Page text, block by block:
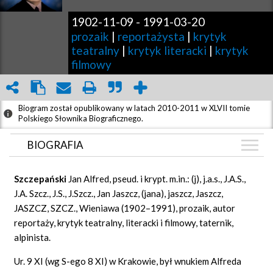
1902-11-09 - 1991-03-20
prozaik | reportażysta | krytyk
teatralny | krytyk literacki | krytyk
filmowy
Biogram został opublikowany w latach 2010-2011 w XLVII tomie
Polskiego Słownika Biograficznego.
BIOGRAFIA
ZDJĘCIA (5)
GRAF POWIĄZAŃ
DYSKUSJA
Szczepański Jan Alfred, pseud. i krypt. m.in.: (j), j.a.s., J.A.S.,
J.A. Szcz., J.S., J.Szcz., Jan Jaszcz, (jana), jaszcz, Jaszcz,
JASZCZ, SZCZ., Wieniawa (1902–1991), prozaik, autor
reportaży, krytyk teatralny, literacki i filmowy, taternik,
alpinista.
Ur. 9 XI (wg S-ego 8 XI) w Krakowie, był wnukiem Alfreda